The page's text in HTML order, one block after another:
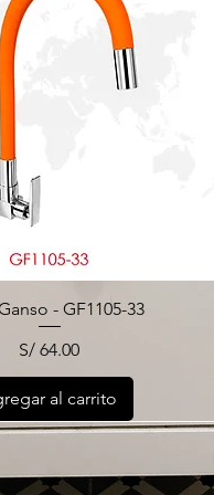
- GF1105-33
Precio
S/ 64.00
al carrito